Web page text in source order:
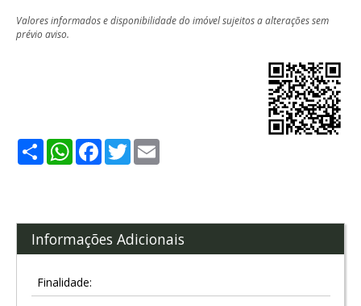
Valores informados e disponibilidade do imóvel sujeitos a alterações sem
prévio aviso.
ShareWhatsApp
Facebook
Twitter
Informações Adicionais
Finalidade: